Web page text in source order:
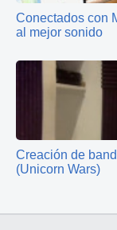
Conectados con
al mejor sonido
Creación de
(Unicorn Wars)